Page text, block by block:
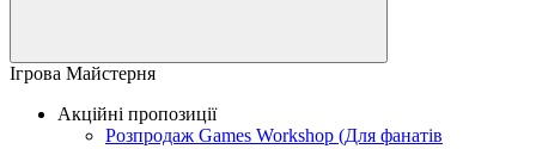
Ігрова Майстерня
Акційні пропозиції
Розпродаж Games Workshop (Для фанатів